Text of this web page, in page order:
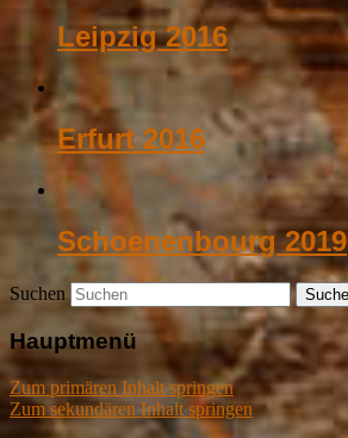
Leipzig 2016
Erfurt 2016
Schoenenbourg 2019
Suchen
Hauptmenü
Zum primären Inhalt springen
Zum sekundären Inhalt springen